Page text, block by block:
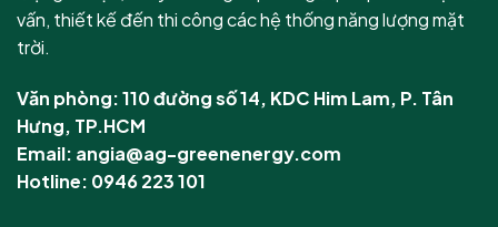
vấn, thiết kế đến thi công các hệ thống năng lượng mặt
trời.
Văn phòng: 110 đường số 14, KDC Him Lam, P. Tân
Hưng, TP.HCM
Email: angia@ag-greenenergy.com
Hotline: 0946 223 101